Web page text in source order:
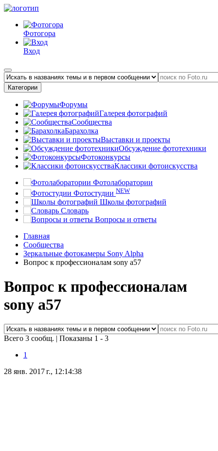
Фотогора
Вход
Категории
Форумы
Галерея фотографий
Сообщества
Барахолка
Выставки и проекты
Обсуждение фототехники
Фотоконкурсы
Классики фотоискусства
Фотолаборатории
Фотостудии NEW
Школы фотографий
Словарь
Вопросы и ответы
Главная
Сообщества
Зеркальные фотокамеры Sony Alpha
Вопрос к профессионалам sony a57
Вопрос к профессионалам
sony a57
Всего 3 сообщ. | Показаны 1 - 3
1
28 янв. 2017 г., 12:14:38